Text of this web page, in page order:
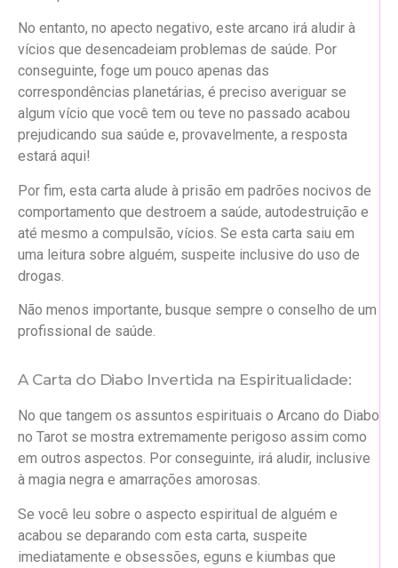
No entanto, no apecto negativo, este arcano irá aludir à
vícios que desencadeiam problemas de saúde. Por
conseguinte, foge um pouco apenas das
correspondências planetárias, é preciso averiguar se
algum vício que você tem ou teve no passado acabou
prejudicando sua saúde e, provavelmente, a resposta
estará aqui!
Por fim, esta carta alude à prisão em padrões nocivos de
comportamento que destroem a saúde, autodestruição e
até mesmo a compulsão, vícios. Se esta carta saiu em
uma leitura sobre alguém, suspeite inclusive do uso de
drogas.
Não menos importante, busque sempre o conselho de um
profissional de saúde.
A Carta do Diabo Invertida na Espiritualidade:
No que tangem os assuntos espirituais o Arcano do Diabo
no Tarot se mostra extremamente perigoso assim como
em outros aspectos. Por conseguinte, irá aludir, inclusive
à magia negra e amarrações amorosas.
Se você leu sobre o aspecto espiritual de alguém e
acabou se deparando com esta carta, suspeite
imediatamente e obsessões, eguns e kiumbas que